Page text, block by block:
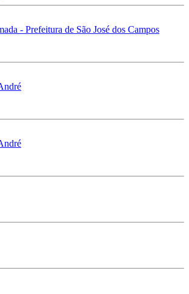
- Prefeitura de São José dos Campos